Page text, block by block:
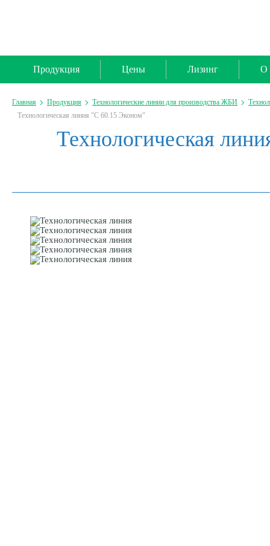
Продукция Цены Лизинг О
Главная Продукция Технологические линии для производства ЖБИ
Технологическая линия "С 60.15 Эконом"
Технологическая